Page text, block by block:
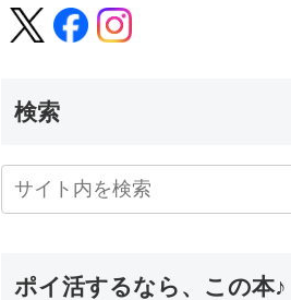
検索
ポイ活するなら、この本♪